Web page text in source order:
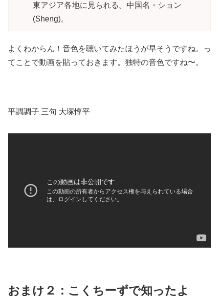
東アジア各地に見られる。中国名・ション
(Sheng)。
よくわからん！音色を聴いてみたほうが早そうですね。っ
てことで動画を貼っておきます。独特の音色ですね〜。
平調調子 三句 大塚惇平
おまけ２：こくちーずで知ったよ